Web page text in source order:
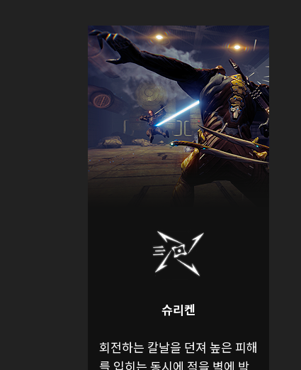
슈리켄
회전하는 칼날을 던져 높은 피해
를 입히는 동시에 적을 벽에 박